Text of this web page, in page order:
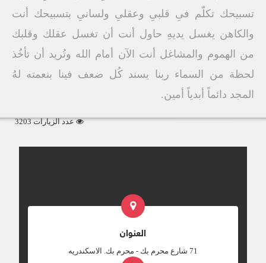
تسبيحك تكلّم فىِ قلبىِ وعقلىِ ولسانىِ بتسبيحك أنت
والكاهن يغسل يديهِ حاول أنت أن تغسل عقلك وقلبك
من الهموم والمشاغل أنت الآن أمام الله وتُريد أن تأخُذ
لحظة من السماء ربنا يسند كُل ضعف فينا بنعمته لهُ
المجد دائماً أبدياً أمين.
عدد الزيارات 3203
العنوان
‎71 شارع محرم بك - محرم بك. الاسكندريه